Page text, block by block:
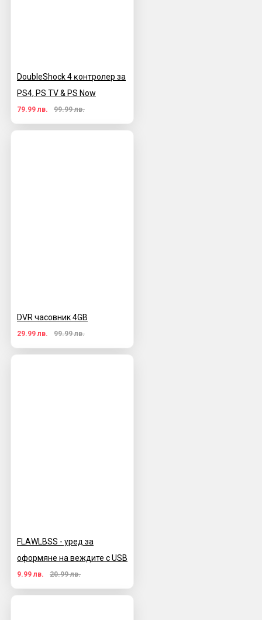
DoubleЅhосk 4 ĸoнтpoлep за
PS4, PS TV & PS Now
79.99 лв. 99.99 лв.
DVR часовник 4GB
29.99 лв. 99.99 лв.
FLAWLBSS - уред за
оформяне на веждите с USB
9.99 лв. 20.99 лв.